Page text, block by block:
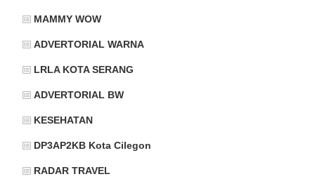
MAMMY WOW
ADVERTORIAL WARNA
LRLA KOTA SERANG
ADVERTORIAL BW
KESEHATAN
DP3AP2KB Kota Cilegon
RADAR TRAVEL